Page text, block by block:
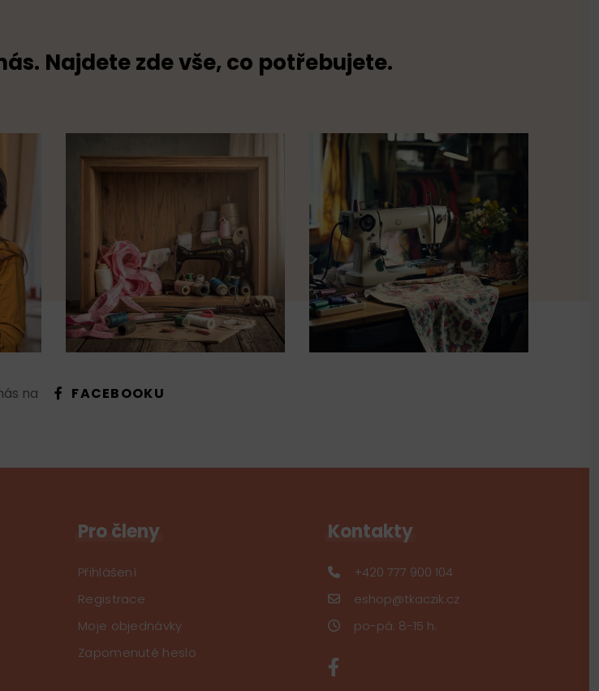
Najdete zde vše, co potřebujete.
na FACEBOOKU
Pro členy
Přihlášení
Registrace
Moje objednávky
Zapomenuté heslo
Kontakty
+420 777 900 104
eshop@tkaczik.cz
po-pá: 8-15 h.